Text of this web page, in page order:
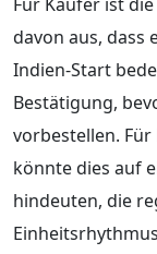
davon aus, dass
Indien-Start
Bestätigung,
vorbestellen.
könnte dies auf
hindeuten, die